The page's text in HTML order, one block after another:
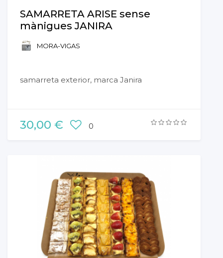
SAMARRETA ARISE sense
mànigues JANIRA
MORA-VIGAS
samarreta exterior, marca Janira
30,00 € 0